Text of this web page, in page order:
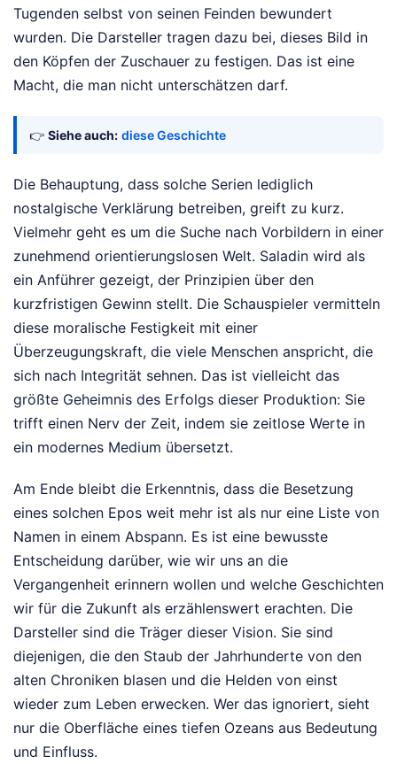
Tugenden selbst von seinen Feinden bewundert
wurden. Die Darsteller tragen dazu bei, dieses Bild in
den Köpfen der Zuschauer zu festigen. Das ist eine
Macht, die man nicht unterschätzen darf.
👉 Siehe auch: diese Geschichte
Die Behauptung, dass solche Serien lediglich
nostalgische Verklärung betreiben, greift zu kurz.
Vielmehr geht es um die Suche nach Vorbildern in einer
zunehmend orientierungslosen Welt. Saladin wird als
ein Anführer gezeigt, der Prinzipien über den
kurzfristigen Gewinn stellt. Die Schauspieler vermitteln
diese moralische Festigkeit mit einer
Überzeugungskraft, die viele Menschen anspricht, die
sich nach Integrität sehnen. Das ist vielleicht das
größte Geheimnis des Erfolgs dieser Produktion: Sie
trifft einen Nerv der Zeit, indem sie zeitlose Werte in
ein modernes Medium übersetzt.
Am Ende bleibt die Erkenntnis, dass die Besetzung
eines solchen Epos weit mehr ist als nur eine Liste von
Namen in einem Abspann. Es ist eine bewusste
Entscheidung darüber, wie wir uns an die
Vergangenheit erinnern wollen und welche Geschichten
wir für die Zukunft als erzählenswert erachten. Die
Darsteller sind die Träger dieser Vision. Sie sind
diejenigen, die den Staub der Jahrhunderte von den
alten Chroniken blasen und die Helden von einst
wieder zum Leben erwecken. Wer das ignoriert, sieht
nur die Oberfläche eines tiefen Ozeans aus Bedeutung
und Einfluss.